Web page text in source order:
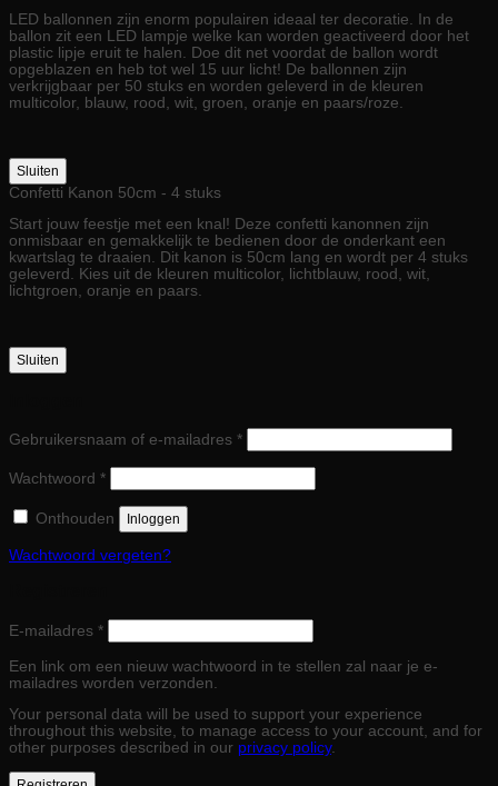
LED ballonnen zijn enorm populairen ideaal ter decoratie. In de
ballon zit een LED lampje welke kan worden geactiveerd door het
plastic lipje eruit te halen. Doe dit net voordat de ballon wordt
opgeblazen en heb tot wel 15 uur licht! De ballonnen zijn
verkrijgbaar per 50 stuks en worden geleverd in de kleuren
multicolor, blauw, rood, wit, groen, oranje en paars/roze.
Sluiten
Confetti Kanon 50cm - 4 stuks
Start jouw feestje met een knal! Deze confetti kanonnen zijn
onmisbaar en gemakkelijk te bedienen door de onderkant een
kwartslag te draaien. Dit kanon is 50cm lang en wordt per 4 stuks
geleverd. Kies uit de kleuren multicolor, lichtblauw, rood, wit,
lichtgroen, oranje en paars.
Sluiten
Gebruikersnaam of e-mailadres *Vereist
Wachtwoord *Vereist
Onthouden Inloggen
Wachtwoord vergeten?
E-mailadres *Vereist
Een link om een nieuw wachtwoord in te stellen zal naar je e-
mailadres worden verzonden.
Your personal data will be used to support your experience
throughout this website, to manage access to your account, and for
other purposes described in our privacy policy.